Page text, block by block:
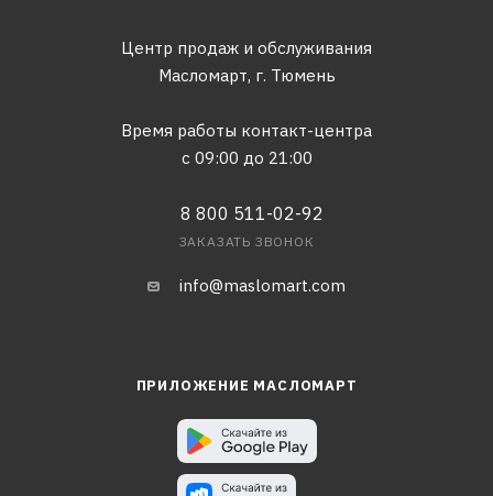
Центр продаж и обслуживания
Масломарт, г. Тюмень
Время работы контакт-центра
с 09:00 до 21:00
8 800 511-02-92
ЗАКАЗАТЬ ЗВОНОК
info@maslomart.com
ПРИЛОЖЕНИЕ МАСЛОМАРТ